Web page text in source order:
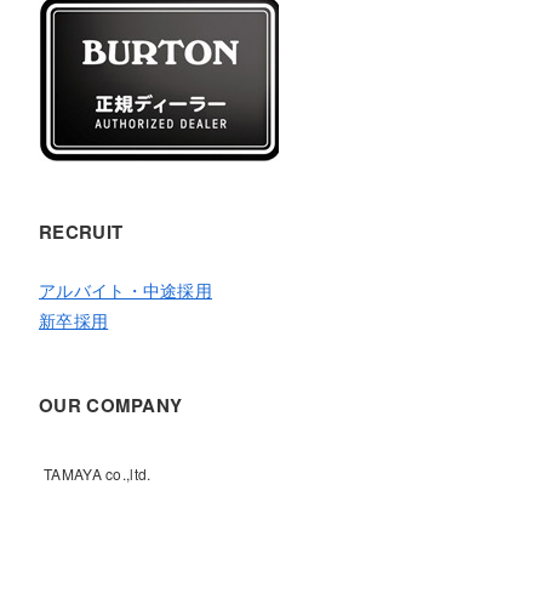
RECRUIT
アルバイト・中途採用
新卒採用
OUR COMPANY
TAMAYA co.,ltd.